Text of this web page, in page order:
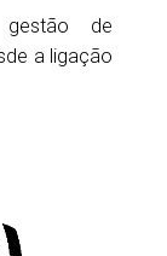
de
a ligação